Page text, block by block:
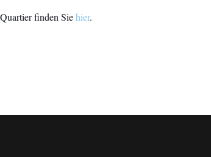
finden Siehier.